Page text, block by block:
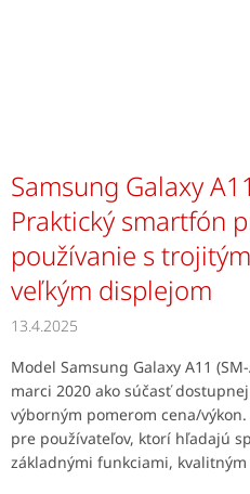
Samsung Galaxy
Praktický smartfón
používanie s
veľkým displejom
13.4.2025
Model Samsung Galaxy A11
marci 2020 ako súčasť
výborným pomerom cena/
pre používateľov, ktorí hľadajú
základnými funkciami, kvalitným